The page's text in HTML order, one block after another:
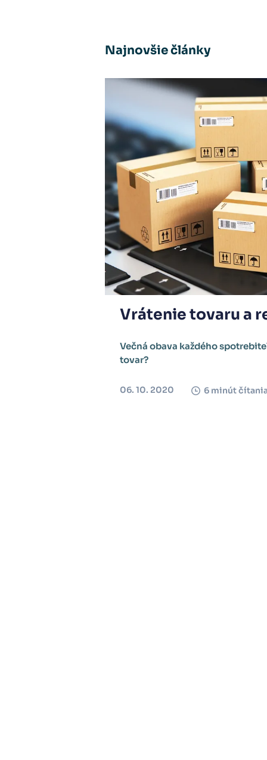
Najnovšie články
Vrátenie tovaru a
Večná obava každého
tovar?
06. 10. 2020 6 minút